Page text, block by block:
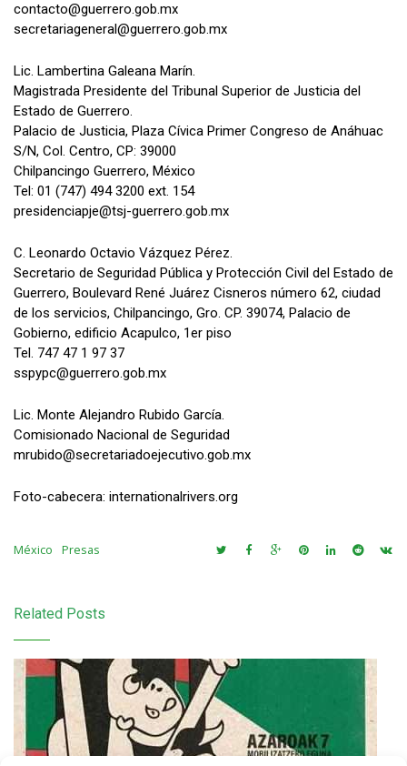
contacto@guerrero.gob.mx
secretariageneral@guerrero.gob.mx
Lic. Lambertina Galeana Marín.
Magistrada Presidente del Tribunal Superior de Justicia del
Estado de Guerrero.
Palacio de Justicia, Plaza Cívica Primer Congreso de Anáhuac
S/N, Col. Centro, CP: 39000
Chilpancingo Guerrero, México
Tel: 01 (747) 494 3200 ext. 154
presidenciapje@tsj-guerrero.gob.mx
C. Leonardo Octavio Vázquez Pérez.
Secretario de Seguridad Pública y Protección Civil del Estado de
Guerrero, Boulevard René Juárez Cisneros número 62, ciudad
de los servicios, Chilpancingo, Gro. CP. 39074, Palacio de
Gobierno, edificio Acapulco, 1er piso
Tel. 747 47 1 97 37
sspypc@guerrero.gob.mx
Lic. Monte Alejandro Rubido García.
Comisionado Nacional de Seguridad
mrubido@secretariadoejecutivo.gob.mx
Foto-cabecera: internationalrivers.org
México Presas
Related Posts